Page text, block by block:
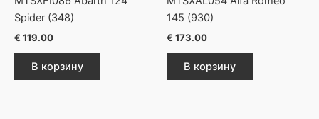
Spider (348)
€ 119.00
В корзину
145 (930)
€ 173.00
В корзину